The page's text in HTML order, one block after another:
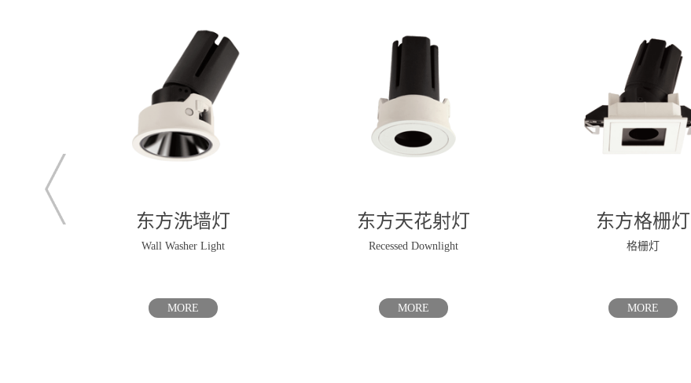
东方天花射灯
Recessed Downlight
MORE
东方格栅灯
格栅灯
MORE
东方导轨射灯
shoot the light
MORE